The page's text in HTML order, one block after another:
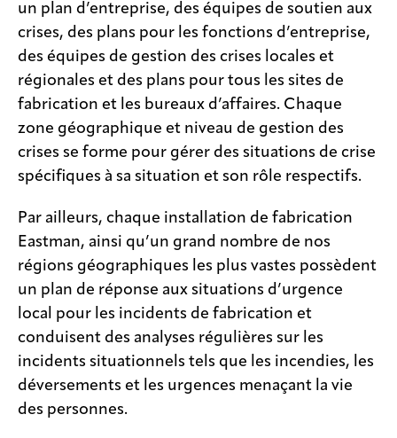
Index
du
site
MyInsideConnection
Contactez-
nous
un plan d’entreprise, des équipes de soutien aux
crises, des plans pour les fonctions d’entreprise,
des équipes de gestion des crises locales et
régionales et des plans pour tous les sites de
fabrication et les bureaux d’affaires. Chaque
zone géographique et niveau de gestion des
crises se forme pour gérer des situations de crise
spécifiques à sa situation et son rôle respectifs.
Par ailleurs, chaque installation de fabrication
Eastman, ainsi qu’un grand nombre de nos
régions géographiques les plus vastes possèdent
un plan de réponse aux situations d’urgence
local pour les incidents de fabrication et
conduisent des analyses régulières sur les
incidents situationnels tels que les incendies, les
déversements et les urgences menaçant la vie
des personnes.